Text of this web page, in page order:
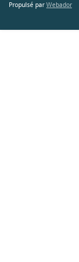
Propulsé par Webador